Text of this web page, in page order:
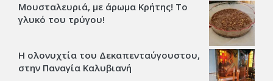
Μουσταλευριά, με άρωμα Κρήτης! Το
γλυκό του τρύγου!
Η ολονυχτία του Δεκαπενταύγουστου,
στην Παναγία Καλυβιανή